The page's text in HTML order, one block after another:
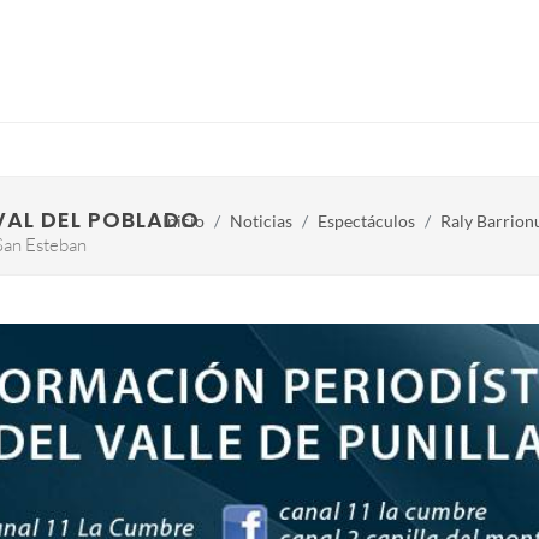
DEL POBLADO HISTORICO DE DOLORES
Esteban
Inicio Noticias Espectáculos Raly